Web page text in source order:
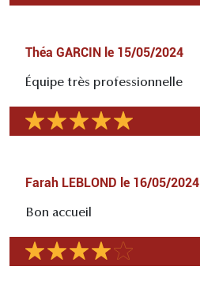
Théa GARCIN le 15/05/2024
Équipe très professionnelle
Farah LEBLOND le 16/05/2024
Bon accueil